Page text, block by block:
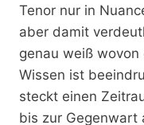
Tenor nur in
aber damit
genau weiß
Wissen ist
steckt einen
bis zur Gegenwart